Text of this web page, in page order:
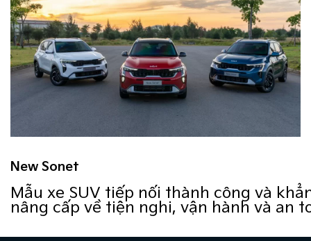
New Sonet
Mẫu xe SUV tiếp nối thành công và
nâng cấp về tiện nghi, vận hành và an